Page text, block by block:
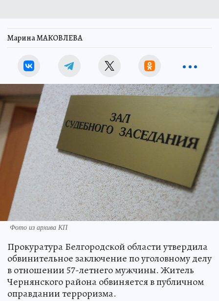
Марина МАКОВЛЕВА
Фото из архива КП
Прокуратура Белгородской области утвердила
обвинительное заключение по уголовному делу
в отношении 57-летнего мужчины. Житель
Чернянского района обвиняется в публичном
оправдании терроризма.